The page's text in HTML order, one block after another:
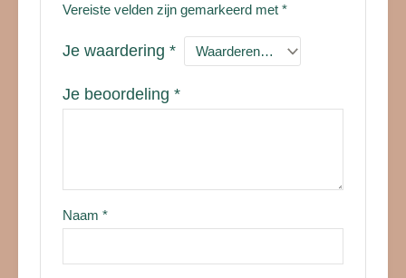
Vereiste velden zijn gemarkeerd met*
Je waardering*
Je beoordeling*
Naam*